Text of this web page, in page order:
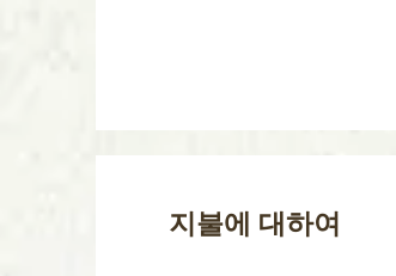
지불에 대하여